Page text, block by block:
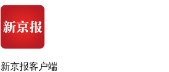
新京报客户端